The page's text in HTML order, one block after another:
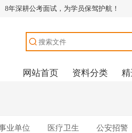
8年深耕公考面试，为学员保驾护航！
网站首页 资料分类
业单位 医疗卫生 公安招警